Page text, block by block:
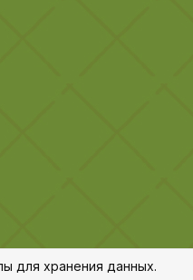
для хранения данных.